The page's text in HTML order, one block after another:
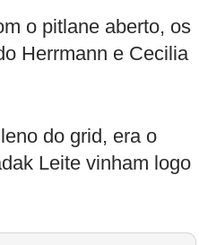
o pitlane aberto, os
Herrmann e Cecilia
do grid, era o
Leite vinham logo